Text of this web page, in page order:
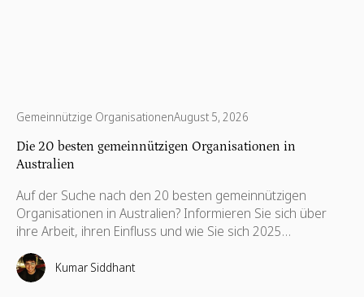
Gemeinnützige OrganisationenAugust 5, 2026
Die 20 besten gemeinnützigen Organisationen in
Australien
Auf der Suche nach den 20 besten gemeinnützigen
Organisationen in Australien? Informieren Sie sich über
ihre Arbeit, ihren Einfluss und wie Sie sich 2025
engagieren können.
Kumar Siddhant